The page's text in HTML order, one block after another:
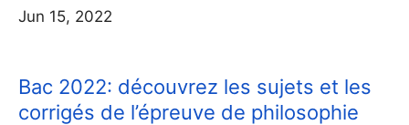
Jun 15, 2022
Bac 2022: découvrez les sujets et les
corrigés de l’épreuve de philosophie